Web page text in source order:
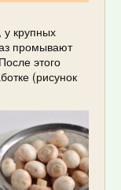
у крупных
промывают
этого
(рисунок